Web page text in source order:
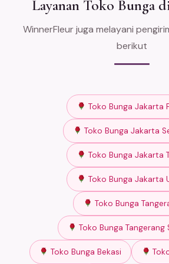
Layanan Toko Bunga
WinnerFleur juga melayani
berikut
Toko Bunga Jakarta
Toko Bunga Jakarta
Toko Bunga Jakarta
Toko Bunga Jakarta
Toko Bunga
Toko Bunga Tangerang
Toko Bunga Bekasi